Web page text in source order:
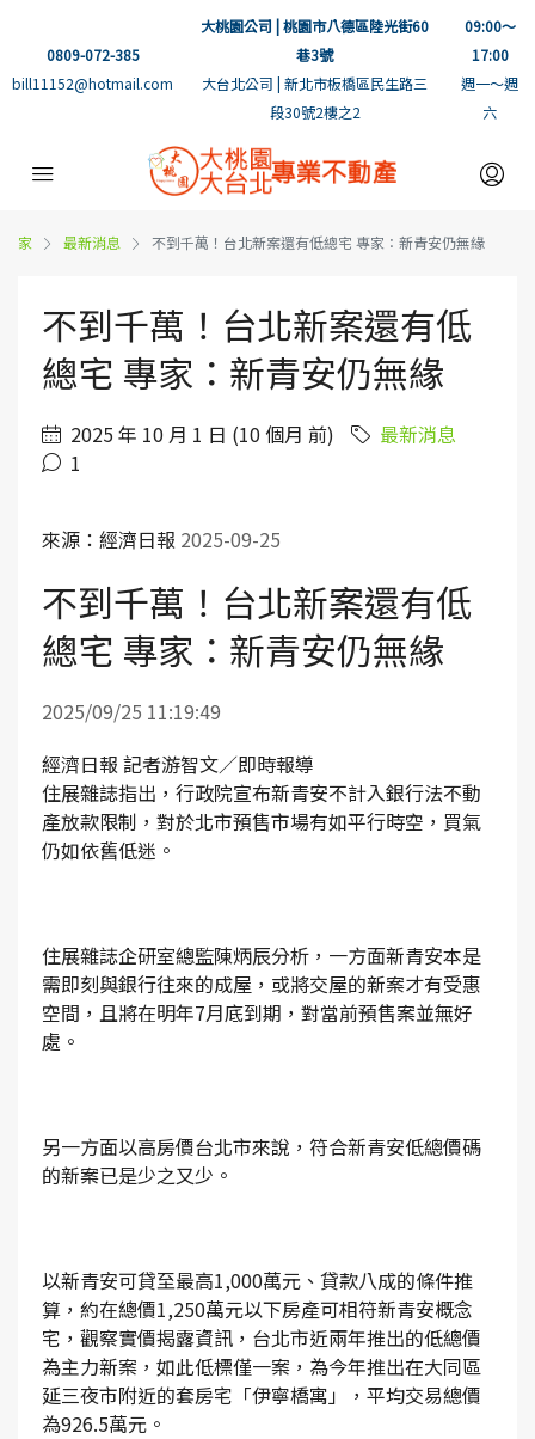
0809-072-385
bill11152@hotmail.com
大桃園公司 | 桃園市八德區陸光街60
巷3號
大台北公司 | 新北市板橋區民生路三
段30號2樓之2
09:00～
17:00
週一～週
六
家 最新消息 不到千萬！台北新案還有低總宅 專家：新青安仍無緣
不到千萬！台北新案還有低
總宅 專家：新青安仍無緣
2025 年 10 月 1 日 (10 個月 前)
最新消息
1
來源：經濟日報 2025-09-25
不到千萬！台北新案還有低
總宅 專家：新青安仍無緣
2025/09/25 11:19:49
經濟日報 記者游智文／即時報導
住展雜誌指出，行政院宣布新青安不計入銀行法不動
產放款限制，對於北市預售市場有如平行時空，買氣
仍如依舊低迷。
住展雜誌企研室總監陳炳辰分析，一方面新青安本是
需即刻與銀行往來的成屋，或將交屋的新案才有受惠
空間，且將在明年7月底到期，對當前預售案並無好
處。
另一方面以高房價台北市來說，符合新青安低總價碼
的新案已是少之又少。
以新青安可貸至最高1,000萬元、貸款八成的條件推
算，約在總價1,250萬元以下房產可相符新青安概念
宅，觀察實價揭露資訊，台北市近兩年推出的低總價
為主力新案，如此低標僅一案，為今年推出在大同區
延三夜市附近的套房宅「伊寧橋寓」，平均交易總價
為926.5萬元。